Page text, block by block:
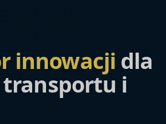
innowacji dla
i